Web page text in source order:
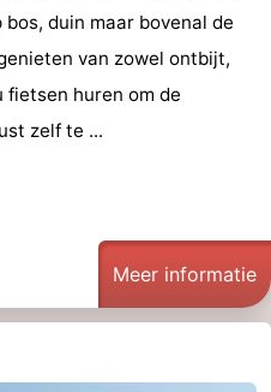
duin maar bovenal de
van zowel ontbijt,
fietsen huren om de
zelf te ...
Meer informatie